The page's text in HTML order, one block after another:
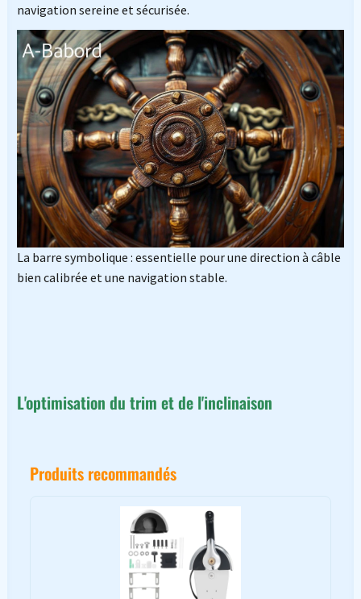
navigation sereine et sécurisée.
La barre symbolique : essentielle pour une direction à câble
bien calibrée et une navigation stable.
L'optimisation du trim et de l'inclinaison
Produits recommandés